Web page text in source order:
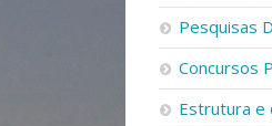
Pesquisas
Concursos
Estrutura e